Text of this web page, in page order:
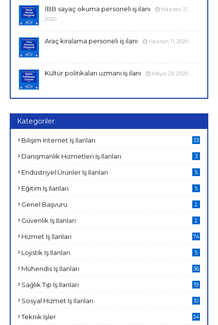
İBB sayaç okuma personeli iş ilanı
Haziran 11,
2020
Araç kiralama personeli iş ilanı Haziran 11, 2020
Kültür politikaları uzmanı iş ilanı Mayıs 29, 2020
Kategoriler
Bilişim Internet Iş Ilanları 33
Danışmanlık Hizmetleri Iş Ilanları 3
Endüstriyel Ürünler Iş Ilanları 5
Eğitim Iş Ilanları 5
Genel Başvuru 2
Güvenlik Iş Ilanları 2
Hizmet Iş Ilanları 74
Lojistik Iş Ilanları 5
Mühendis Iş Ilanları 36
Sağlık Tıp Iş Ilanları 19
Sosyal Hizmet Iş Ilanları 10
Teknik Işler 34